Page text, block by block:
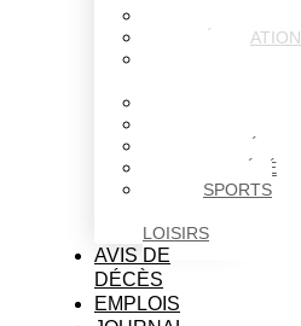
ÉDUCATION
SOCIÉTÉ
SPORTS
LOISIRS
AVIS DE
DÉCÈS
EMPLOIS